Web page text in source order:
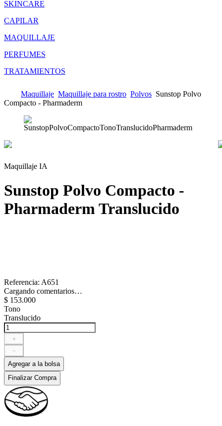
SKINCARE
CAPILAR
MAQUILLAJE
PERFUMES
TRATAMIENTOS
Maquillaje Maquillaje para rostro Polvos Sunstop Polvo
Compacto - Pharmaderm
Maquillaje IA
Sunstop Polvo Compacto -
Pharmaderm Translucido
Referencia: A651
Cargando comentarios…
$ 153.000
Tono
Translucido
＋
－
Agregar a la bolsa
Finalizar Compra